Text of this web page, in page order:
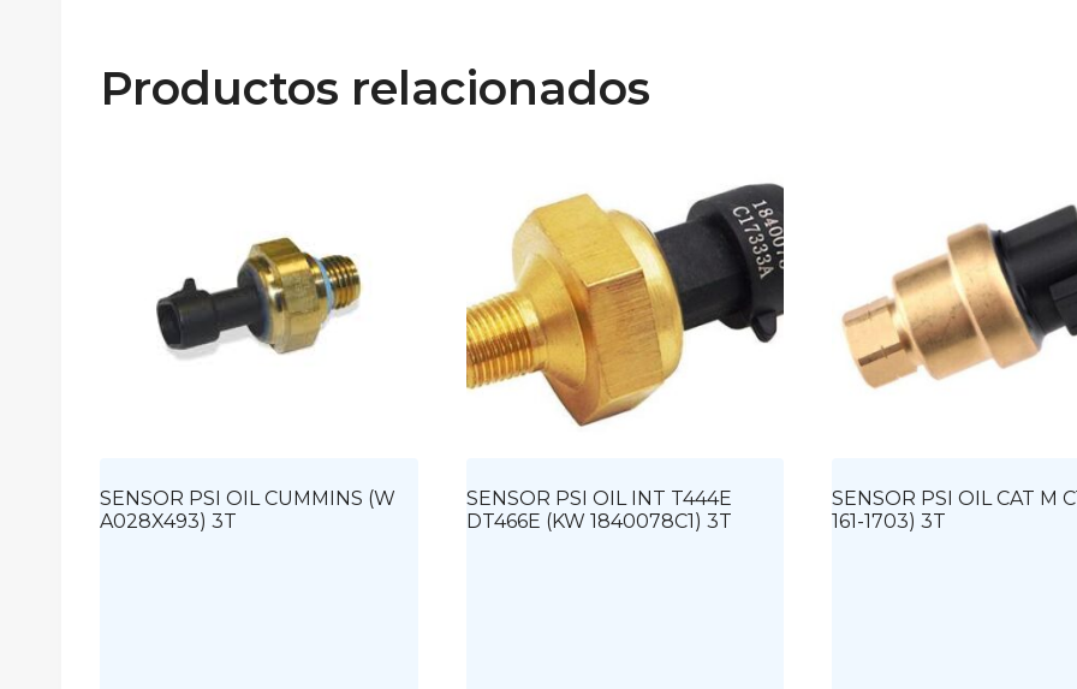
Productos relacionados
SENSOR PSI OIL CUMMINS (W
A028X493) 3T
SENSOR PSI OIL INT T444E
DT466E (KW 1840078C1) 3T
SENSOR PSI OIL CAT M
161-1703) 3T